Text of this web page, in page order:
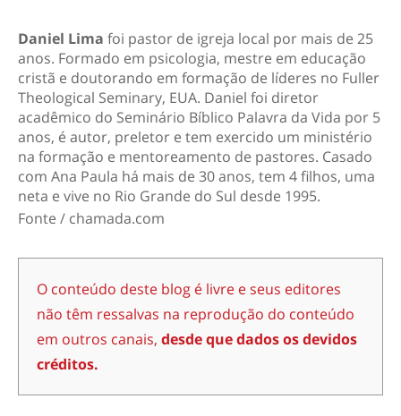
Daniel Lima foi pastor de igreja local por mais de 25
anos. Formado em psicologia, mestre em educação
cristã e doutorando em formação de líderes no Fuller
Theological Seminary, EUA. Daniel foi diretor
acadêmico do Seminário Bíblico Palavra da Vida por 5
anos, é autor, preletor e tem exercido um ministério
na formação e mentoreamento de pastores. Casado
com Ana Paula há mais de 30 anos, tem 4 filhos, uma
neta e vive no Rio Grande do Sul desde 1995.
Fonte / chamada.com
O conteúdo deste blog é livre e seus editores
não têm ressalvas na reprodução do conteúdo
em outros canais, desde que dados os devidos
créditos.